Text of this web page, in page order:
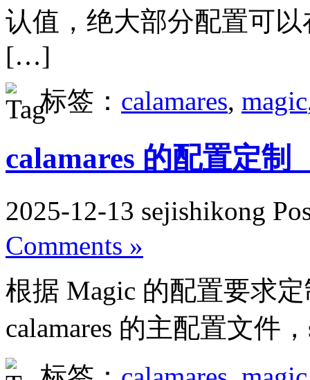
认值，绝大部分配置可
[…]
标签： calamares, magic
calamares 的配置定制
2025-12-13 sejishikong
Comments »
根据 Magic 的配置要求
calamares 的主配置文件